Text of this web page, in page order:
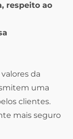
respeito ao
da
uma
clientes.
mais seguro